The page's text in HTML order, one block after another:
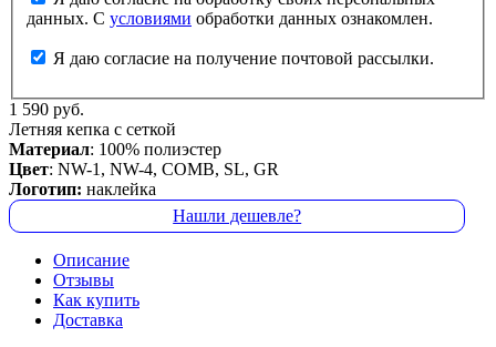
данных. С условиями обработки данных ознакомлен.
Я даю согласие на получение почтовой рассылки.
1 590 руб.
Летняя кепка с сеткой
Материал: 100% полиэстер
Цвет: NW-1, NW-4, COMB, SL, GR
Логотип: наклейка
Нашли дешевле?
Описание
Отзывы
Как купить
Доставка